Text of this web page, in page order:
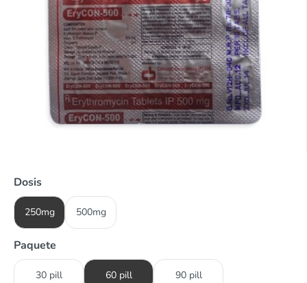
Dosis
250mg 500mg
Paquete
30 pill 60 pill 90 pill